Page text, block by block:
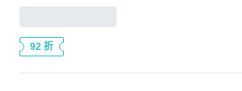
92 折